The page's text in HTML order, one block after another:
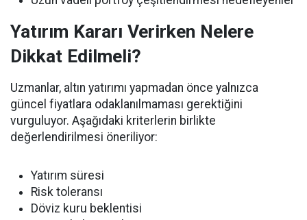
Yatırım Kararı Verirken Nelere
Dikkat Edilmeli?
Uzmanlar, altın yatırımı yapmadan önce yalnızca
güncel fiyatlara odaklanılmaması gerektiğini
vurguluyor. Aşağıdaki kriterlerin birlikte
değerlendirilmesi öneriliyor:
Yatırım süresi
Risk toleransı
Döviz kuru beklentisi